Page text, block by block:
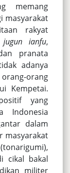
memang
masyarakat
rakyat
jugun ianfu,
pranata
adanya
orang
Kempetai.
yang
Indonesia
dalam
masyarakat
cikal bakal
militer